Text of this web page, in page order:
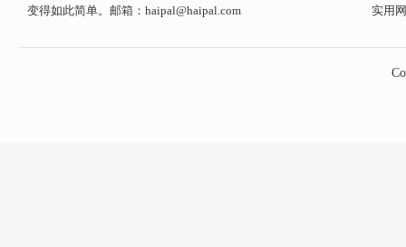
变得如此简单。邮箱： haipal@haipal.com
实用